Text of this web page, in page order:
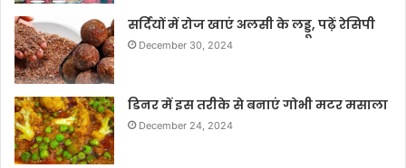
सर्दियों में रोज खाएं अलसी के लड्डू, पढ़ें रेसिपी
December 30, 2024
डिनर में इस तरीके से बनाएं गोभी मटर मसाला
December 24, 2024